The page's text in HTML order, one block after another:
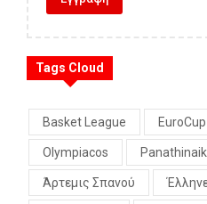
Tags Cloud
Basket League EuroCup
Olympiacos
Άρτεμις Σπανού